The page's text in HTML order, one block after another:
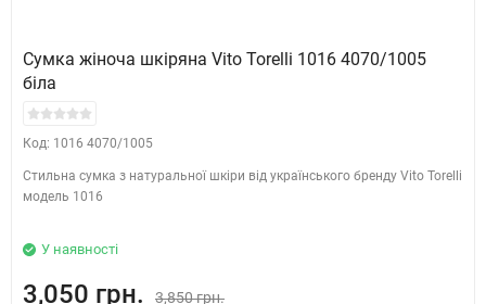
Сумка жіноча шкіряна Vito Torelli 1016 4070/1005
біла
Код: 1016 4070/1005
Стильна сумка з натуральної шкіри від українського бренду Vito Torelli
модель 1016
У наявності
3,050 грн. 3,850 грн.